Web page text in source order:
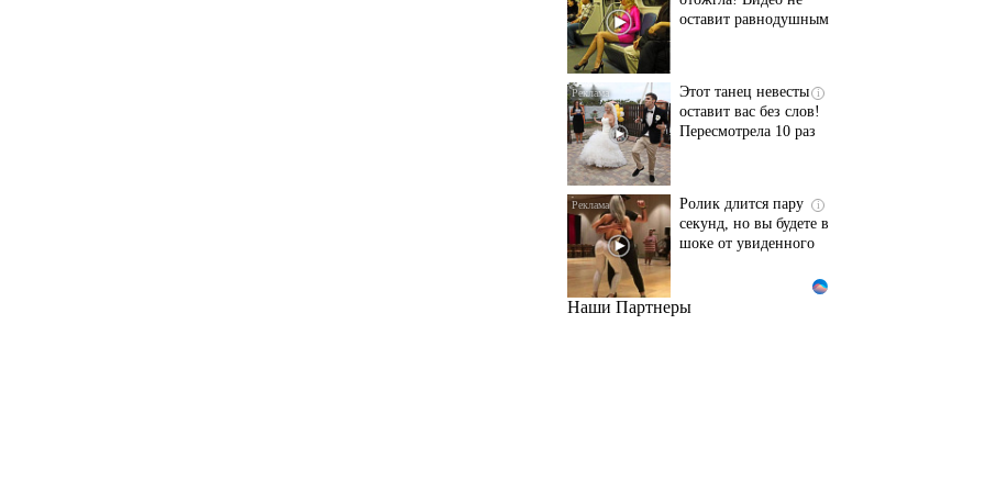
оставит равнодушным
i
Этот танец невесты
оставит вас без слов!
Пересмотрела 10 раз
i
Ролик длится пару
секунд, но вы будете в
шоке от увиденного
Ржу не переставая, это
Наши Партнеры